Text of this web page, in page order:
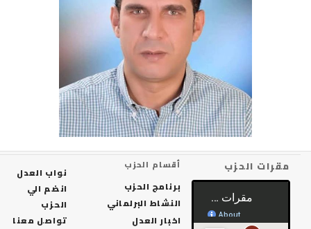
الحزب أقسام الحزب
برنامج الحزب
النشاط البرلماني
اخبار العدل
نواب العدل
انضم الي
تواصل معنا